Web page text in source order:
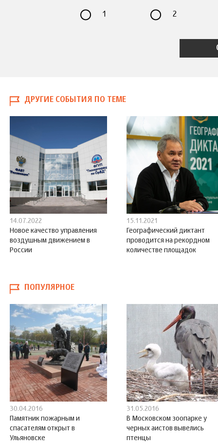
1 2
ДРУГИЕ СОБЫТИЯ ПО ТЕМЕ
14.07.2022
Новое качество управления
воздушным движением в
России
15.11.2021
Географический диктант
проводится на рекордном
количестве площадок
ПОПУЛЯРНОЕ
30.04.2016
Памятник пожарным и
спасателям открыт в
Ульяновске
31.05.2016
В Московском зоопарке у
черных аистов вывелись
птенцы